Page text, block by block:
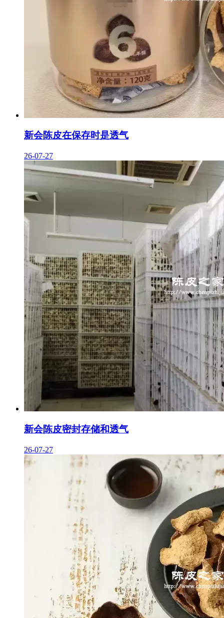
新会陈皮在保存时是透气
26-07-27
新会陈皮密封存储和透气
26-07-27